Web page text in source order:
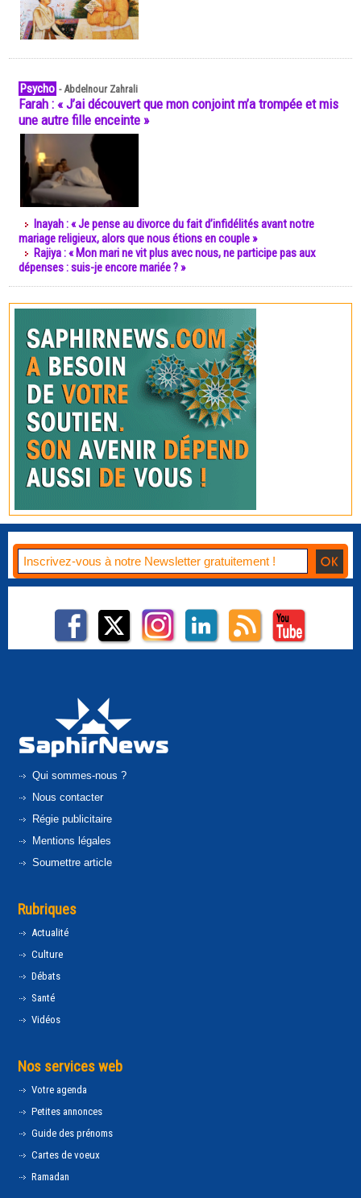
Psycho -Abdelnour Zahrali
Farah : « J’ai découvert que mon conjoint m’a trompée et mis
une autre fille enceinte »
Inayah : « Je pense au divorce du fait d’infidélités avant notre
mariage religieux, alors que nous étions en couple »
Rajiya : « Mon mari ne vit plus avec nous, ne participe pas aux
dépenses : suis-je encore mariée ? »
Qui sommes-nous ?
Nous contacter
Régie publicitaire
Mentions légales
Soumettre article
Rubriques
Actualité
Culture
Débats
Santé
Vidéos
Nos services web
Votre agenda
Petites annonces
Guide des prénoms
Cartes de voeux
Ramadan